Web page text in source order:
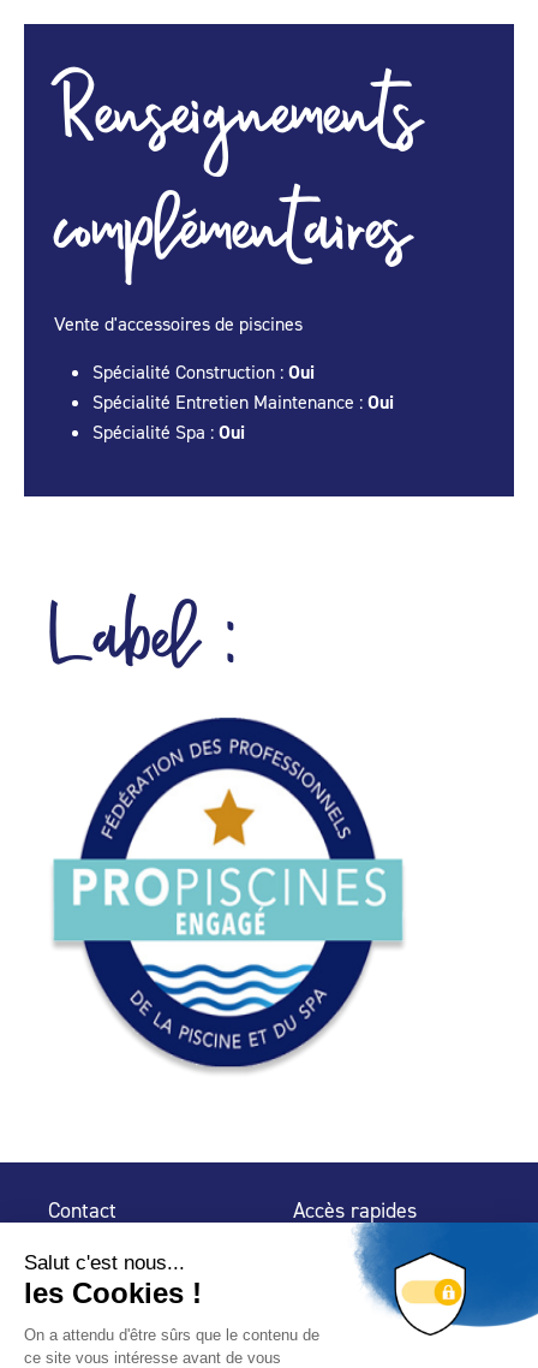
Renseignements
complémentaires
Vente d'accessoires de piscines
Spécialité Construction : Oui
Spécialité Entretien Maintenance : Oui
Spécialité Spa : Oui
Label :
Contact
32 rue de Mogador
75 009 Paris
Accès rapides
Espace Presse
Trouver un
professionnel